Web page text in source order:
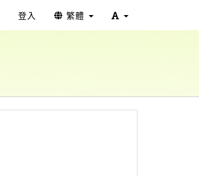
登入 繁體